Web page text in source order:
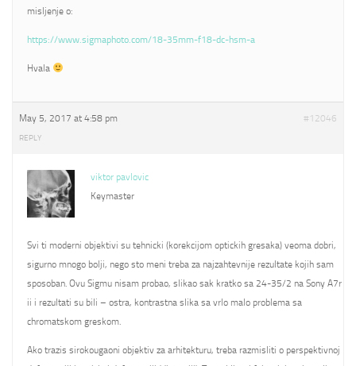
misljenje o:
https://www.sigmaphoto.com/18-35mm-f18-dc-hsm-a
Hvala
May 5, 2017 at 4:58 pm #12046
REPLY
viktor pavlovic
Keymaster
Svi ti moderni objektivi su tehnicki (korekcijom optickih gresaka) veoma dobri,
sigurno mnogo bolji, nego sto meni treba za najzahtevnije rezultate kojih sam
sposoban. Ovu Sigmu nisam probao, slikao sak kratko sa 24-35/2 na Sony A7r
ii i rezultati su bili – ostra, kontrastna slika sa vrlo malo problema sa
chromatskom greskom.
Ako trazis sirokougaoni objektiv za arhitekturu, treba razmisliti o perspektivnoj